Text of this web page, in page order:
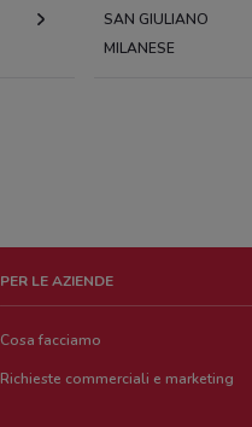
SAN GIULIANO
MILANESE
PER LE AZIENDE
Cosa facciamo
Richieste commerciali e marketing